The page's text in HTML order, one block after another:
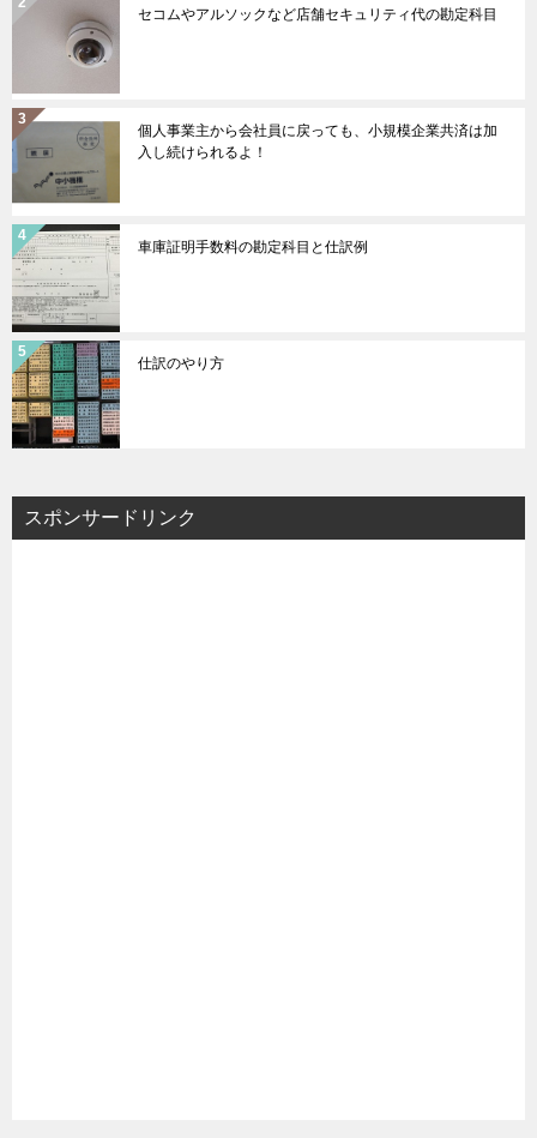
セコムやアルソックなど店舗セキュリティ代の勘定科目
個人事業主から会社員に戻っても、小規模企業共済は加
入し続けられるよ！
車庫証明手数料の勘定科目と仕訳例
仕訳のやり方
スポンサードリンク